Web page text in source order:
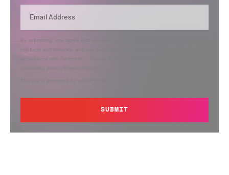
By submitting, you agree that Semperis may send you information regarding its
products and services, and use and process your personal information in
accordance with Semperis’
contacting privacy@semperis.com.
SUBMIT